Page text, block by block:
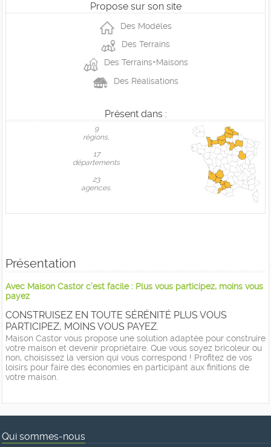
Propose sur son site
Des Modéles
Des Terrains
Des Terrains+Maisons
Des Réalisations
Présent dans :
9
règions,
17
départements
23
agences.
Présentation
Avec Maison Castor c’est facile : Plus vous participez, moins vous
payez
CONSTRUISEZ EN TOUTE SÉRÉNITÉ PLUS VOUS
PARTICIPEZ, MOINS VOUS PAYEZ.
Maison Castor vous propose une solution adaptée pour construire
votre maison et devenir propriétaire. Que vous soyez bricoleur ou
non, choisissez la version qui vous correspond ! Profitez de vos
loisirs pour faire des économies en participant aux finitions de
votre maison.
Qui sommes-nous